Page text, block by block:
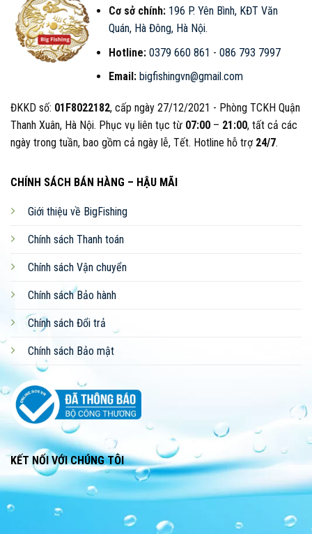
Cơ sở chính: 196 P. Yên Bình, KĐT Văn
Quán, Hà Đông, Hà Nội.
Hotline: 0379 660 861 - 086 793 7997
Email: bigfishingvn@gmail.com
ĐKKD số: 01F8022182, cấp ngày 27/12/2021 - Phòng TCKH Quận
Thanh Xuân, Hà Nội. Phục vụ liên tục từ 07:00 – 21:00, tất cả các
ngày trong tuần, bao gồm cả ngày lễ, Tết. Hotline hỗ trợ 24/7.
CHÍNH SÁCH BÁN HÀNG – HẬU MÃI
Giới thiệu về BigFishing
Chính sách Thanh toán
Chính sách Vận chuyển
Chính sách Bảo hành
Chính sách Đổi trả
Chính sách Bảo mật
KẾT NỐI VỚI CHÚNG TÔI